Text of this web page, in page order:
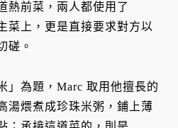
熱前菜，兩人都使用了
菜上，更是直接要求對方以
磋。
」為題，Marc 取用他擅長的
湯煨煮成珍珠米粥，鋪上薄